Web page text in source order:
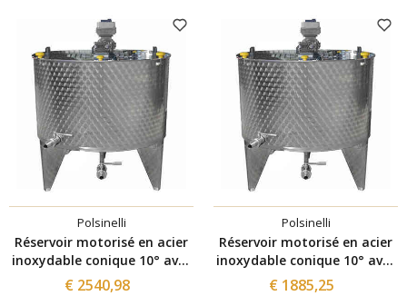
Polsinelli
Réservoir motorisé en acier
inoxydable conique 10° avec
variateur 1000 L
€ 2540,98
Polsinelli
Réservoir motorisé en acier
inoxydable conique 10° avec
variateur 500 L
€ 1885,25